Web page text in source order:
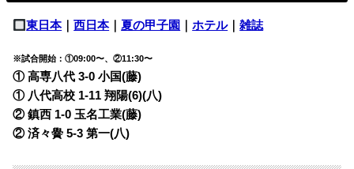
東日本｜西日本｜夏の甲子園 ｜ホテル｜雑誌
※試合開始：①09:00〜、②11:30〜
① 高専八代 3-0 小国(藤)
① 八代高校 1-11 翔陽(6)(八)
② 鎮西 1-0 玉名工業(藤)
② 済々黌 5-3 第一(八)